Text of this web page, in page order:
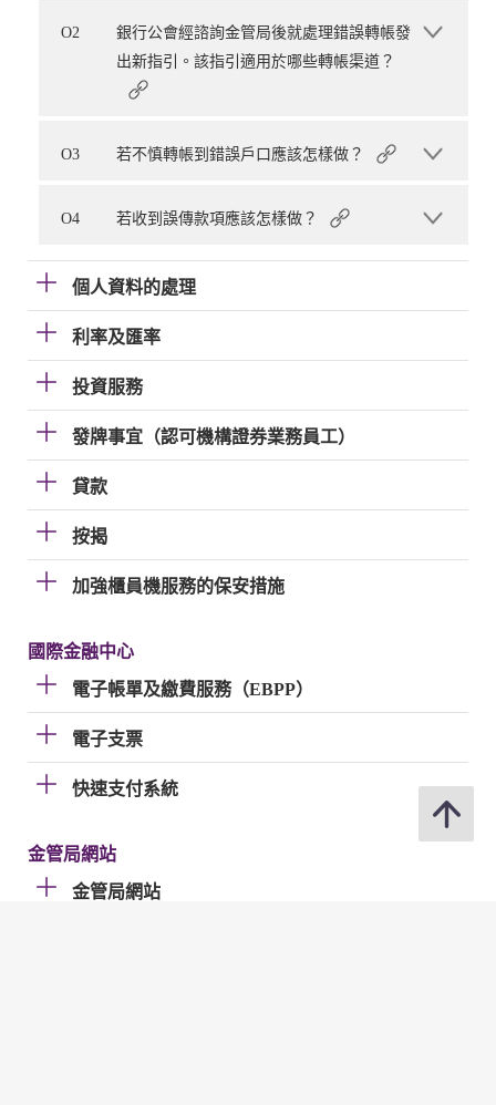
O2
銀行公會經諮詢金管局後就處理錯誤轉帳發
出新指引。該指引適用於哪些轉帳渠道？
O3 若不慎轉帳到錯誤戶口應該怎樣做？
O4 若收到誤傳款項應該怎樣做？
個人資料的處理
利率及匯率
投資服務
發牌事宜（認可機構證券業務員工）
貸款
按揭
加強櫃員機服務的保安措施
國際金融中心
電子帳單及繳費服務（EBPP）
電子支票
快速支付系統
金管局網站
金管局網站